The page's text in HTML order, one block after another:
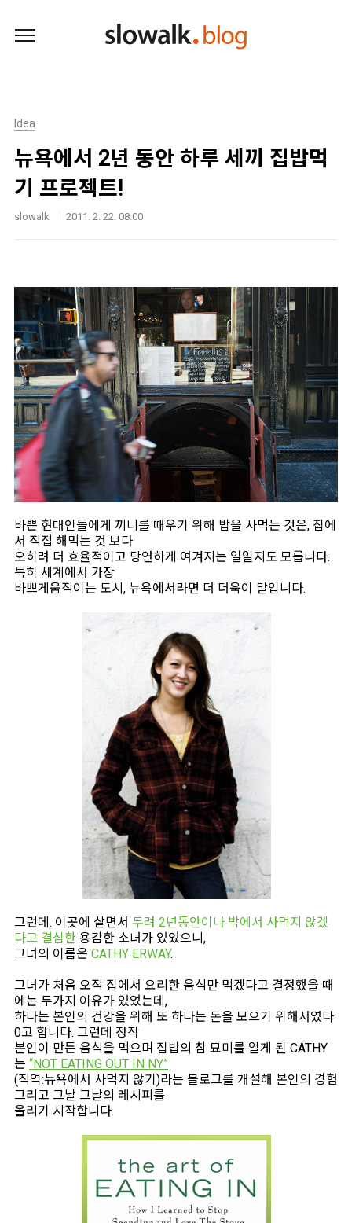
Idea
뉴욕에서 2년 동안 하루 세끼 집밥먹
기 프로젝트!
slowalk 2011. 2. 22. 08:00
바쁜 현대인들에게 끼니를 때우기 위해 밥을 사먹는 것은, 집에
서 직접 해먹는 것 보다
오히려 더 효율적이고 당연하게 여겨지는 일일지도 모릅니다.
특히 세계에서 가장
바쁘게움직이는 도시, 뉴욕에서라면 더 더욱이 말입니다.
그런데. 이곳에 살면서 무려 2년동안이나 밖에서 사먹지 않겠
다고 결심한 용감한 소녀가 있었으니,
그녀의 이름은 CATHY ERWAY.
그녀가 처음 오직 집에서 요리한 음식만 먹겠다고 결정했을 때
에는 두가지 이유가 있었는데,
하나는 본인의 건강을 위해 또 하나는 돈을 모으기 위해서였다
0고 합니다. 그런데 정작
본인이 만든 음식을 먹으며 집밥의 참 묘미를 알게 된 CATHY
는 “NOT EATING OUT IN NY”
(직역:뉴욕에서 사먹지 않기)라는 블로그를 개설해 본인의 경험
그리고 그날 그날의 레시피를
올리기 시작합니다.